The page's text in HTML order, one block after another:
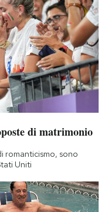
di matrimonio
romanticismo, sono
Uniti